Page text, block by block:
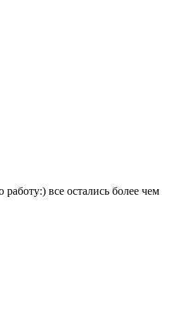
все остались более чем